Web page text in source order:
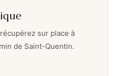
sur place à
de Saint-Quentin.